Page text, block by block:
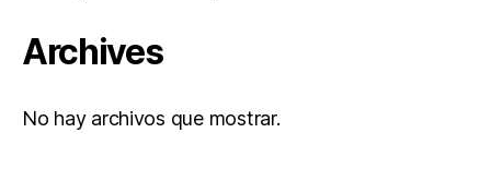
Archives
No hay archivos que mostrar.